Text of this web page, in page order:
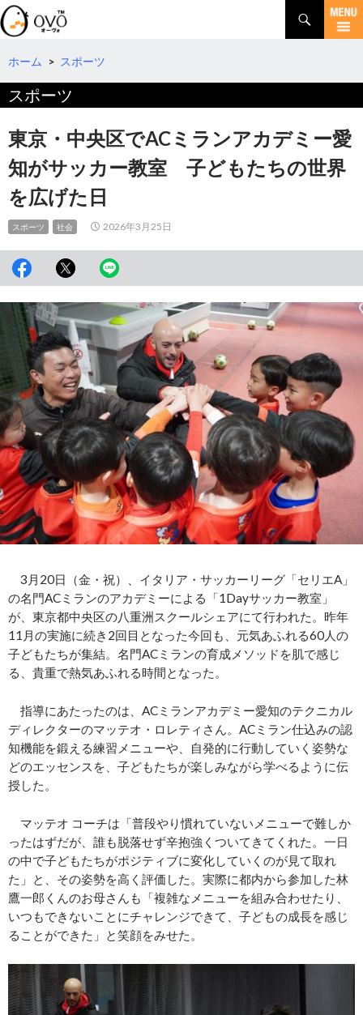
検
索
コ
テ
へ
移
動
ホーム > スポーツ
スポーツ
東京・中央区でACミランアカデミー愛
知がサッカー教室 子どもたちの世界
を広げた日
スポーツ 社会 2026年3月25日
3月20日（金・祝）、イタリア・サッカーリーグ「セリエA」
の名門ACミランのアカデミーによる「1Dayサッカー教室」
が、東京都中央区の八重洲スクールシェアにて行われた。昨年
11月の実施に続き2回目となった今回も、元気あふれる60人の
子どもたちが集結。名門ACミランの育成メソッドを肌で感じ
る、貴重で熱気あふれる時間となった。
指導にあたったのは、ACミランアカデミー愛知のテクニカル
ディレクターのマッテオ・ロレティさん。ACミラン仕込みの認
知機能を鍛える練習メニューや、自発的に行動していく姿勢な
どのエッセンスを、子どもたちが楽しみながら学べるように伝
授した。
マッテオ コーチは「普段やり慣れていないメニューで難しか
ったはずだが、誰も脱落せず辛抱強くついてきてくれた。一日
の中で子どもたちがポジティブに変化していくのが見て取れ
た」と、その姿勢を高く評価した。実際に都内から参加した林
鷹一郎くんのお母さんも「複雑なメニューを組み合わせたり、
いつもできないことにチャレンジできて、子どもの成長を感じ
ることができた」と笑顔をみせた。